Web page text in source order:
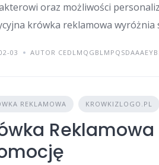
oraz możliwości
krówka reklamowa
03 AUTOR
REKLAMOWA KROWKIZLOGO.PL
Reklamowa